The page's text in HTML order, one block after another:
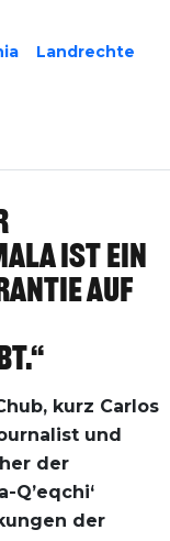
Landrechte
ist ein
auf
kurz Carlos
und
der
der